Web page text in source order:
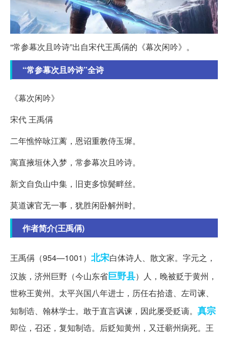
“常参幕次且吟诗”出自宋代王禹偁的《幕次闲吟》。
“常参幕次且吟诗”全诗
《幕次闲吟》
宋代 王禹偁
二年憔悴咏江蓠，恩诏重教侍玉墀。
寓直掖垣休入梦，常参幕次且吟诗。
新文自负山中集，旧吏多惊鬓畔丝。
莫道谏官无一事，犹胜闲卧解州时。
作者简介(王禹偁)
王禹偁（954—1001） 北宋白体诗人、散文家。字元之，
汉族，济州巨野（今山东省巨野县）人，晚被贬于黄州，
世称王黄州。太平兴国八年进士，历任右拾遗、左司谏、
知制诰、翰林学士。敢于直言讽谏，因此屡受贬谪。 真宗
即位，召还，复知制诰。后贬知黄州，又迁蕲州病死。王